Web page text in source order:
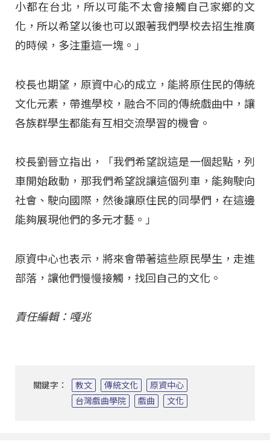
小都在台北，所以可能不太會接觸自己家鄉的文
化，所以希望以後也可以跟著我們學校去招生推廣
的時候，多注重這一塊。」
校長也期望，原資中心的成立，能將原住民的傳統
文化元素，帶進學校，融合不同的傳統戲曲中，讓
各族群學生都能有互相交流學習的機會。
校長劉晉立指出，「我們希望說這是一個起點，列
車開始啟動，那我們希望說讓這個列車，能夠駛向
社會、駛向國際，然後讓原住民的同學們，在這邊
能夠展現他們的多元才藝。」
原資中心也表示，將來會帶著這些原民學生，走進
部落，讓他們慢慢接觸，找回自己的文化。
責任編輯：嘎兆
關鍵字： 教文 傳統文化
原資中心
台灣戲曲學院
戲曲 文化